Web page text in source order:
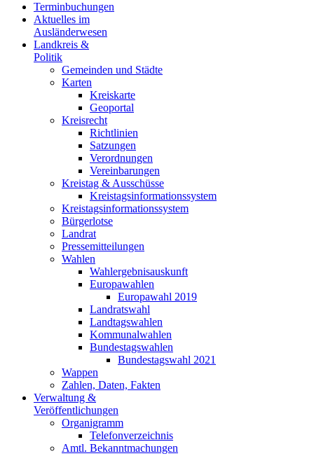
Terminbuchungen
Aktuelles im
Ausländerwesen
Landkreis &
Politik
Gemeinden und Städte
Karten
Kreiskarte
Geoportal
Kreisrecht
Richtlinien
Satzungen
Verordnungen
Vereinbarungen
Kreistag & Ausschüsse
Kreistagsinformationssystem
Kreistagsinformationssystem
Bürgerlotse
Landrat
Pressemitteilungen
Wahlen
Wahlergebnisauskunft
Europawahlen
Europawahl 2019
Landratswahl
Landtagswahlen
Kommunalwahlen
Bundestagswahlen
Bundestagswahl 2021
Wappen
Zahlen, Daten, Fakten
Verwaltung &
Veröffentlichungen
Organigramm
Telefonverzeichnis
Amtl. Bekanntmachungen